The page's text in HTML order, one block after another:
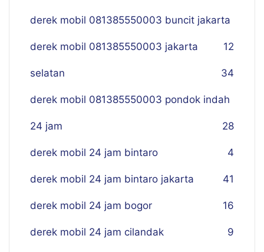
derek mobil 081385550003 buncit jakarta
12
derek mobil 081385550003 jakarta
selatan 34
derek mobil 081385550003 pondok indah
24 jam 28
derek mobil 24 jam bintaro 4
derek mobil 24 jam bintaro jakarta 41
derek mobil 24 jam bogor 16
derek mobil 24 jam cilandak 9